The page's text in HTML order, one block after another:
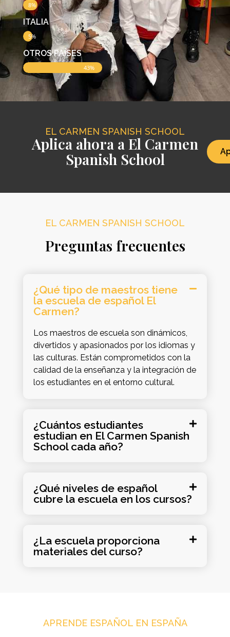
8%
ITALIA
5%
OTROS PAÍSES
43%
EL CARMEN SPANISH SCHOOL
Aplica ahora a El Carmen
Spanish School
EL CARMEN SPANISH SCHOOL
Preguntas frecuentes
¿Qué tipo de maestros tiene
la escuela de español El
Carmen?
Los maestros de escuela son dinámicos,
divertidos y apasionados por los idiomas y
las culturas. Están comprometidos con la
calidad de la enseñanza y la integración de
los estudiantes en el entorno cultural.
¿Cuántos estudiantes
estudian en El Carmen Spanish
School cada año?
¿Qué niveles de español
cubre la escuela en los cursos?
¿La escuela proporciona
materiales del curso?
APRENDE ESPAÑOL EN ESPAÑA